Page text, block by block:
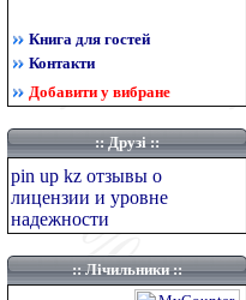
Книга для гостей
Контакти
Добавити у вибране
::Друзі::
pin up kz отзывы о
лицензии и уровне
надежности
:: Лічильники ::